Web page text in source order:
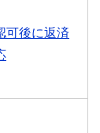
可後に返済